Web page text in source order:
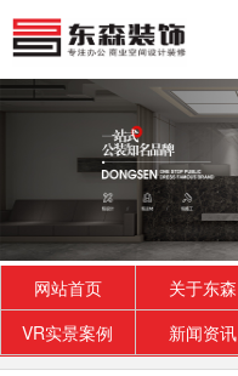
网站首页 关于东森
VR实景案例
新闻资讯